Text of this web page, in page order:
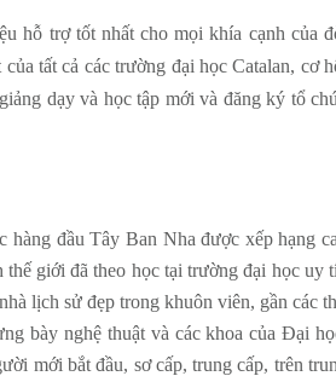
hỗ trợ tốt nhất cho mọi khía cạnh của
tất cả các trường đại học Catalan, cơ
dạy và học tập mới và đăng ký tổ
đầu Tây Ban Nha được xếp hạng
giới đã theo học tại trường đại học uy
lịch sử đẹp trong khuôn viên, gần các
bày nghệ thuật và các khoa của Đại
mới bắt đầu, sơ cấp, trung cấp, trên